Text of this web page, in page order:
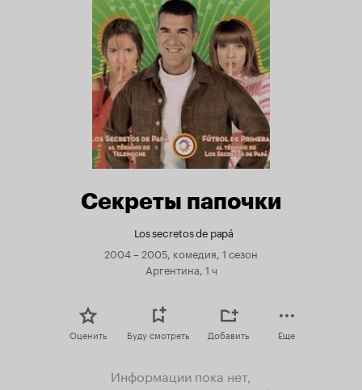
Секреты папочки
Los secretos de papá
2004 – 2005, комедия, 1 сезон
Аргентина, 1 ч
Оценить Буду смотреть Добавить Еще
Информации пока нет,